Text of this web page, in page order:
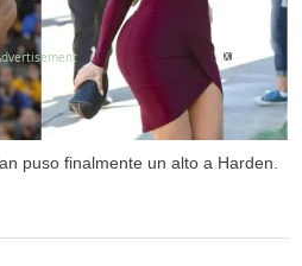
puso finalmente un alto a Harden.
X